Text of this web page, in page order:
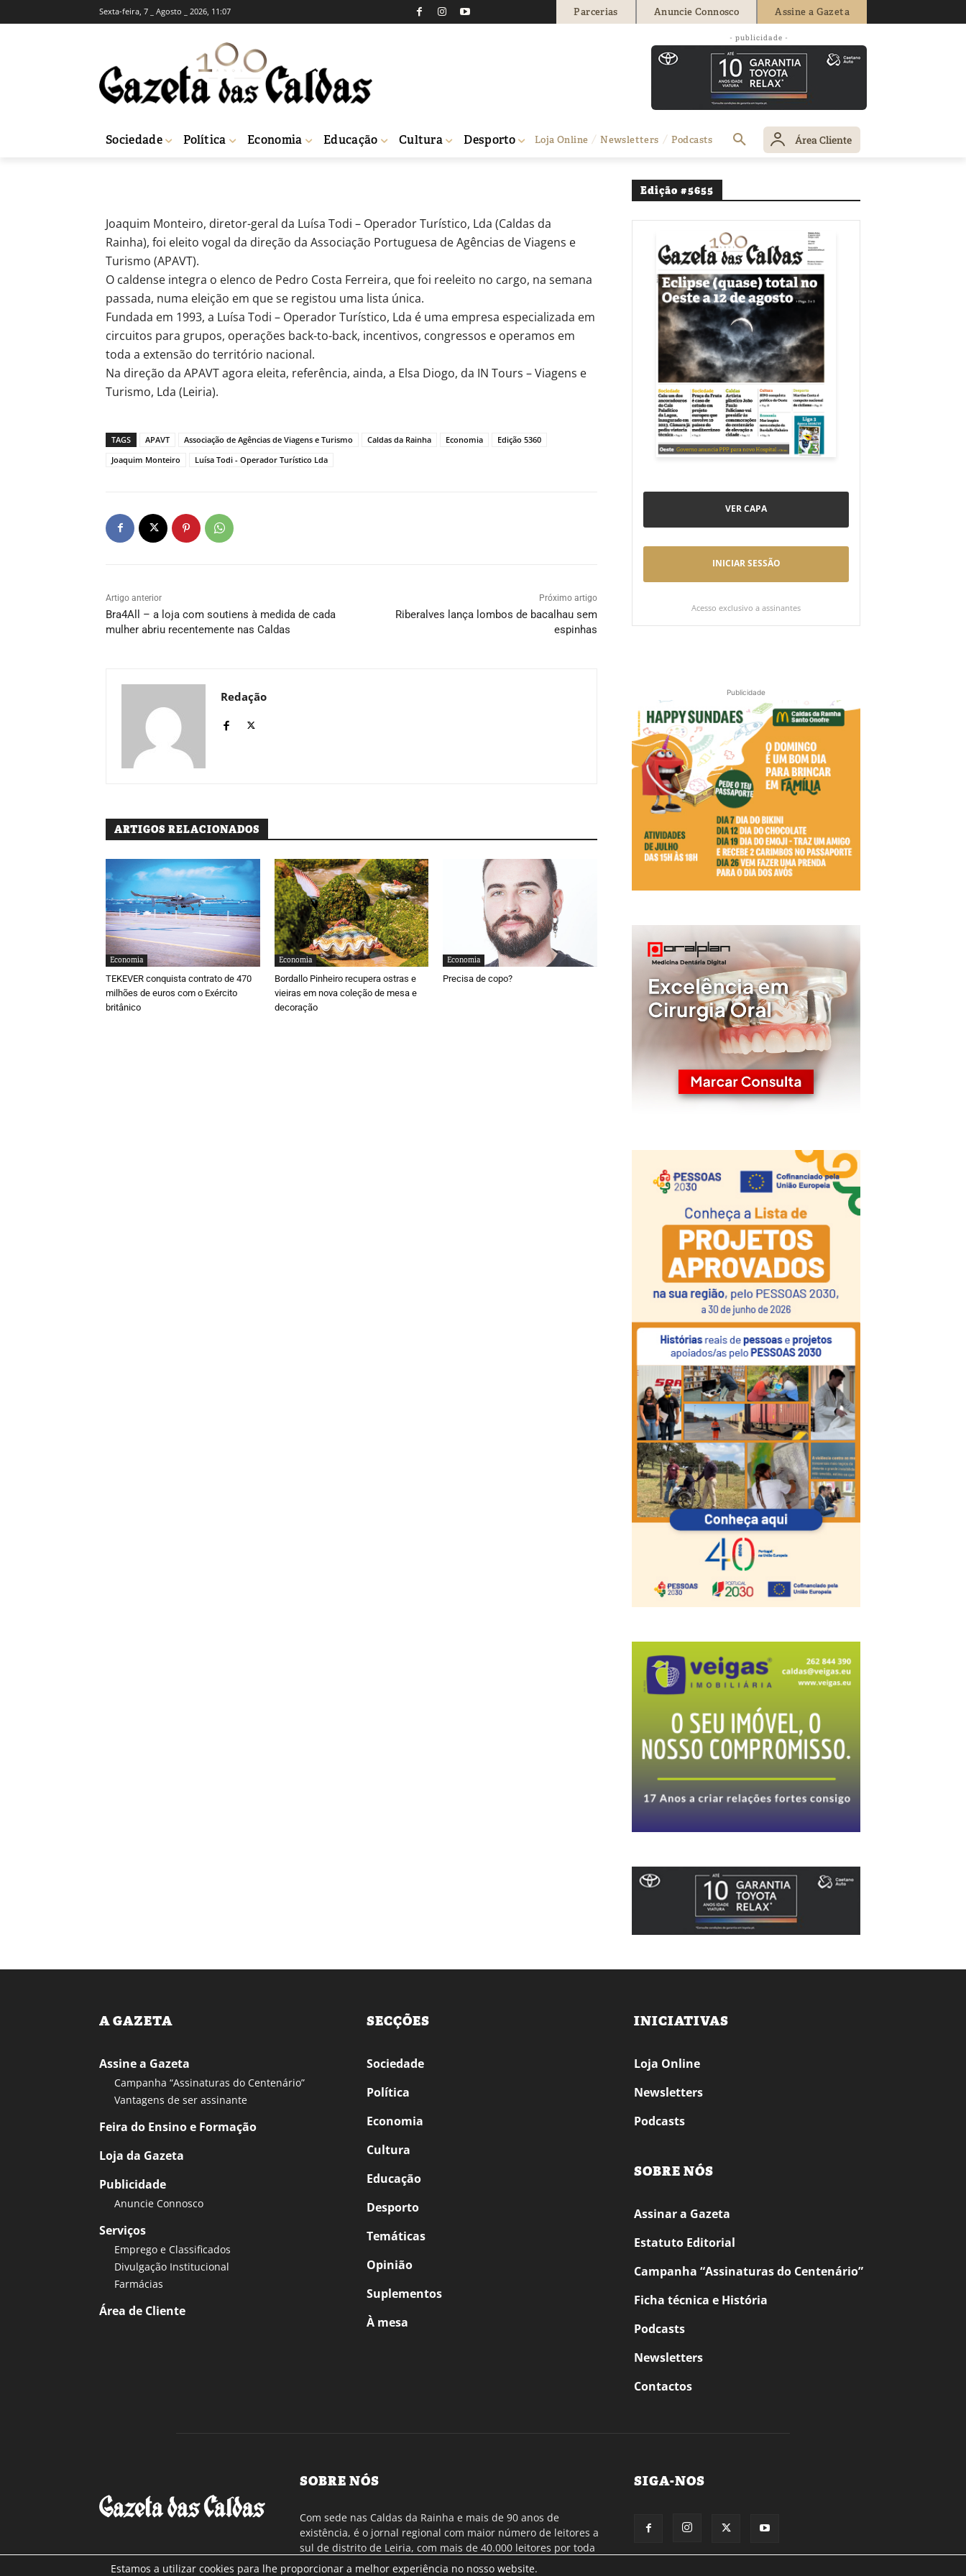
Sexta-feira, 7 _ Agosto _ 2026, 11:07 Parcerias Anuncie Connosco Assine a Gazeta
- publicidade -
Sociedade Política Economia Educação Cultura Desporto Loja Online Newsletters Podcasts Área Cliente
Joaquim Monteiro eleito na Associação de Agências de
Viagens e Turismo
Redação 10 de Dezembro, 2020
Joaquim Monteiro, diretor-geral da Luísa Todi – Operador Turístico, Lda (Caldas da
Rainha), foi eleito vogal da direção da Associação Portuguesa de Agências de Viagens e
Turismo (APAVT).
O caldense integra o elenco de Pedro Costa Ferreira, que foi reeleito no cargo, na semana
passada, numa eleição em que se registou uma lista única.
Fundada em 1993, a Luísa Todi – Operador Turístico, Lda é uma empresa especializada em
circuitos para grupos, operações back-to-back, incentivos, congressos e operamos em
toda a extensão do território nacional.
Na direção da APAVT agora eleita, referência, ainda, a Elsa Diogo, da IN Tours – Viagens e
Turismo, Lda (Leiria).
TAGS APAVT Associação de Agências de Viagens e Turismo Caldas da Rainha Economia
Edição 5360
Joaquim Monteiro
Luísa Todi - Operador Turístico Lda
Artigo anterior
Bra4All – a loja com soutiens à medida de cada
mulher abriu recentemente nas Caldas
Próximo artigo
Riberalves lança lombos de bacalhau sem
espinhas
Redação
ARTIGOS RELACIONADOS
Economia
TEKEVER conquista contrato de 470
milhões de euros com o Exército
britânico
Economia
Bordallo Pinheiro recupera ostras e
vieiras em nova coleção de mesa e
decoração
Economia
Precisa de copo?
Edição #5655
VER CAPA
INICIAR SESSÃO
Acesso exclusivo a assinantes
Publicidade
A GAZETA
Assine a Gazeta
Campanha “Assinaturas do Centenário”
Vantagens de ser assinante
Feira do Ensino e Formação
Loja da Gazeta
Publicidade
Anuncie Connosco
Serviços
Emprego e Classificados
Divulgação Institucional
Farmácias
Área de Cliente
SECÇÕES
Sociedade
Política
Economia
Cultura
Educação
Desporto
Temáticas
Opinião
Suplementos
À mesa
INICIATIVAS
Loja Online
Newsletters
Podcasts
SOBRE NÓS
Assinar a Gazeta
Estatuto Editorial
Campanha “Assinaturas do Centenário”
Ficha técnica e História
Podcasts
Newsletters
Contactos
SOBRE NÓS
Com sede nas Caldas da Rainha e mais de 90 anos de
existência, é o jornal regional com maior número de leitores a
sul de distrito de Leiria, com mais de 40.000 leitores por toda
a região Oeste. Jornal com distribuição em Portugal
SIGA-NOS
Estamos a utilizar cookies para lhe proporcionar a melhor experiência no nosso website.